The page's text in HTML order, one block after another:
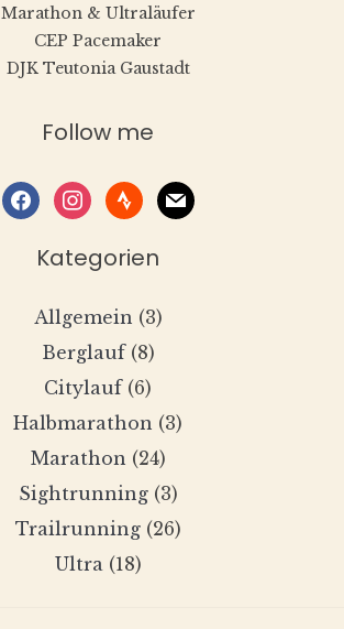
Marathon & Ultraläufer
CEP Pacemaker
DJK Teutonia Gaustadt
Follow me
facebookinstagram
stravamail
Kategorien
Allgemein (3)
Berglauf(8)
Citylauf(6)
Halbmarathon (3)
Marathon (24)
Sightrunning(3)
Trailrunning(26)
Ultra(18)